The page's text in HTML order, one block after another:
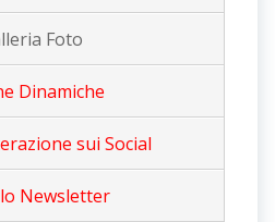
Foto
Dinamiche
sui Social
Newsletter